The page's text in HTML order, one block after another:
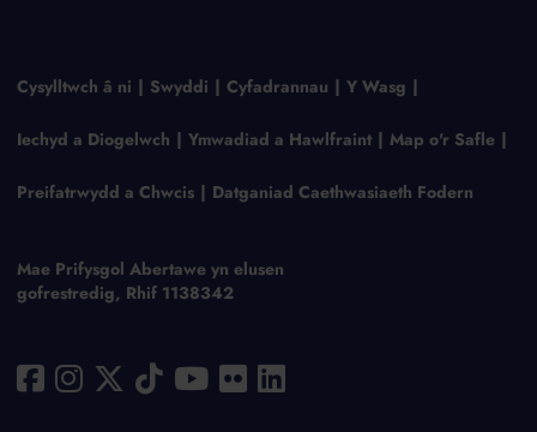
Cysylltwch â ni Swyddi Cyfadrannau Y Wasg
Iechyd a Diogelwch Ymwadiad a Hawlfraint Map o'r Safle
Preifatrwydd a Chwcis Datganiad Caethwasiaeth Fodern
Mae Prifysgol Abertawe yn elusen
gofrestredig, Rhif 1138342